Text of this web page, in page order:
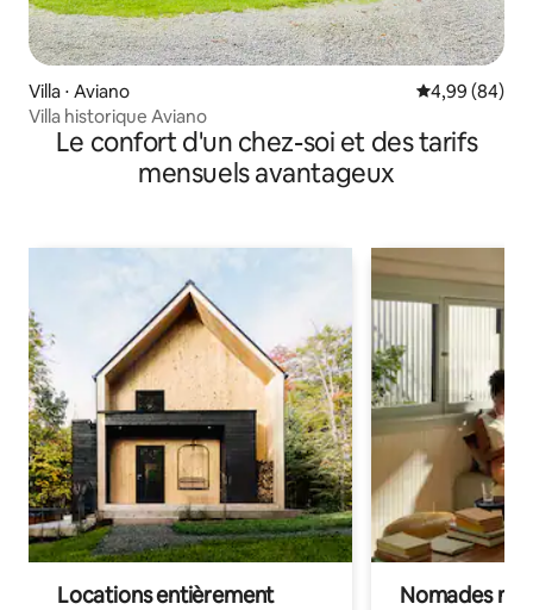
Villa ⋅ Aviano Évaluation
4,99 (84)
Villa historique Aviano
Le confort d'un chez-soi et des tarifs
mensuels avantageux
Locations entièrement
Nomades